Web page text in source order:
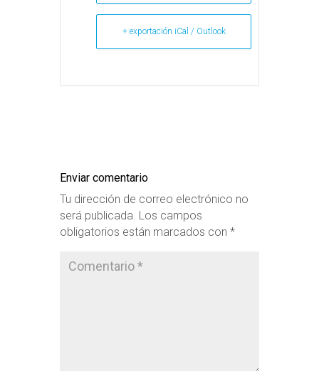
+ exportación iCal / Outlook
Enviar comentario
Tu dirección de correo electrónico no
será publicada. Los campos
obligatorios están marcados con *